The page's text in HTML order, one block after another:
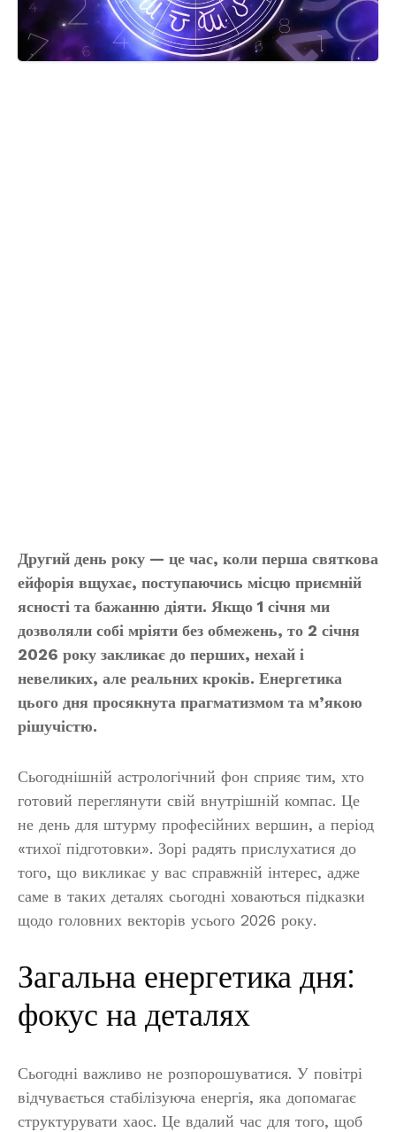
Другий день року — це час, коли перша святкова
ейфорія вщухає, поступаючись місцю приємній
ясності та бажанню діяти. Якщо 1 січня ми
дозволяли собі мріяти без обмежень, то 2 січня
2026 року закликає до перших, нехай і
невеликих, але реальних кроків. Енергетика
цього дня просякнута прагматизмом та м’якою
рішучістю.
Сьогоднішній астрологічний фон сприяє тим, хто
готовий переглянути свій внутрішній компас. Це
не день для штурму професійних вершин, а період
«тихої підготовки». Зорі радять прислухатися до
того, що викликає у вас справжній інтерес, адже
саме в таких деталях сьогодні ховаються підказки
щодо головних векторів усього 2026 року.
Загальна енергетика дня:
фокус на деталях
Сьогодні важливо не розпорошуватися. У повітрі
відчувається стабілізуюча енергія, яка допомагає
структурувати хаос. Це вдалий час для того, щоб